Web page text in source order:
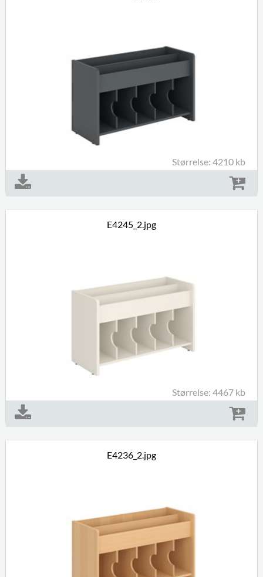
Størrelse: 4210 kb
E4245_2.jpg
Størrelse: 4467 kb
E4236_2.jpg